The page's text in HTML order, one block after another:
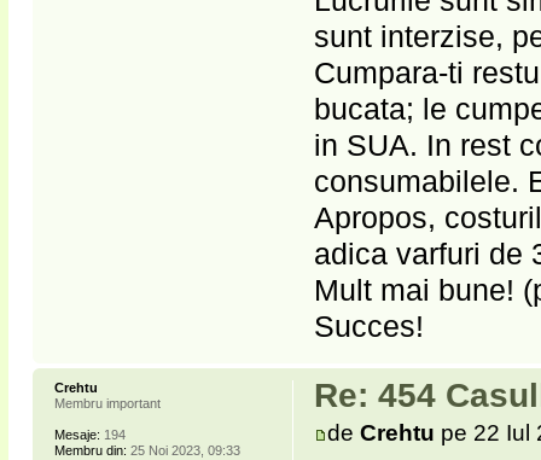
sunt interzise,
Cumpara-ti
bucata; le
in SUA. In rest
consumabilele.
Apropos,
adica varfuri de
Mult mai bune!
Succes!
Re: 454
deCrehtu pe 22 Iul
Crehtu
Membru important
Mesaje: 194
Membru din: 25 Noi 2023, 09:33